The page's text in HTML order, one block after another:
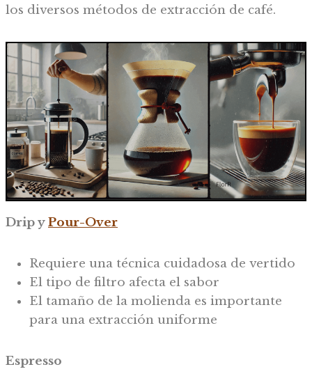
los diversos métodos de extracción de café.
Drip yPour-Over
Requiere una técnica cuidadosa de vertido
El tipo de filtro afecta el sabor
El tamaño de la molienda es importante
para una extracción uniforme
Espresso